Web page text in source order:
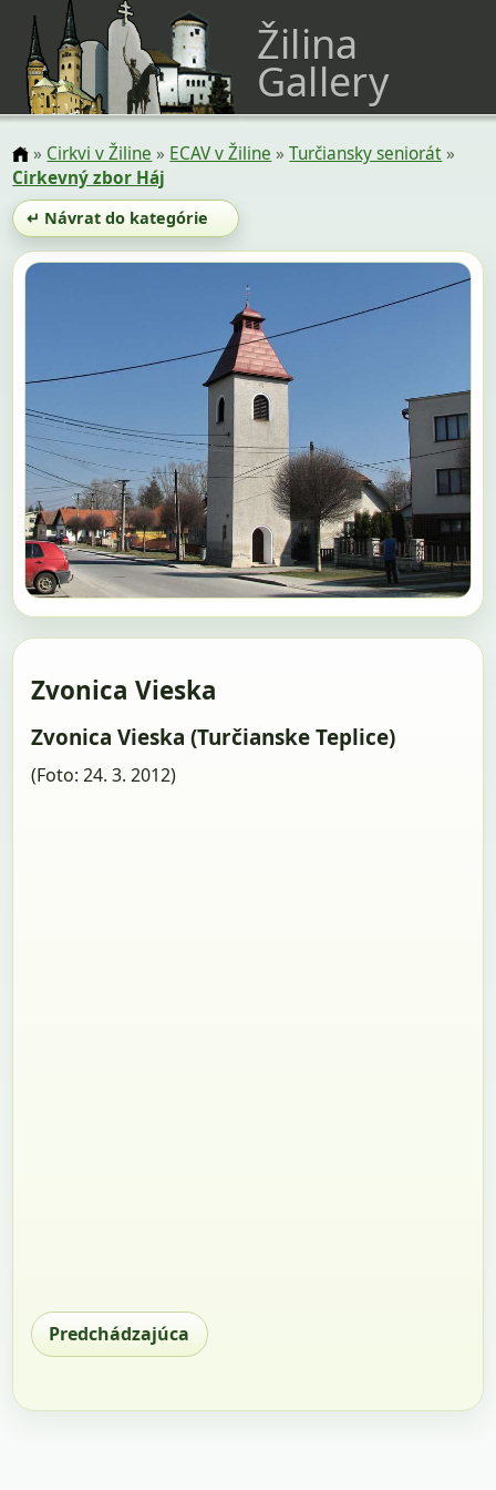
Žilina
Gallery
» Cirkvi v Žiline » ECAV v Žiline »Turčiansky seniorát»
Cirkevný zbor Háj
↵ Návrat do kategórie
Zvonica Vieska
Zvonica Vieska (Turčianske Teplice)
(Foto: 24. 3. 2012)
Predchádzajúca